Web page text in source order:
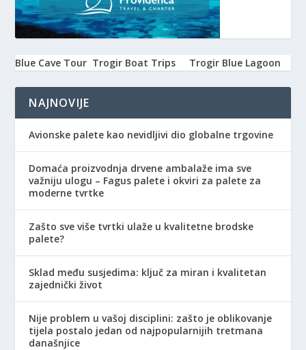
Blue Cave Tour Trogir Boat Trips Trogir Blue Lagoon
NAJNOVIJE
Avionske palete kao nevidljivi dio globalne trgovine
Domaća proizvodnja drvene ambalaže ima sve
važniju ulogu – Fagus palete i okviri za palete za
moderne tvrtke
Zašto sve više tvrtki ulaže u kvalitetne brodske
palete?
Sklad među susjedima: ključ za miran i kvalitetan
zajednički život
Nije problem u vašoj disciplini: zašto je oblikovanje
tijela postalo jedan od najpopularnijih tretmana
današnjice